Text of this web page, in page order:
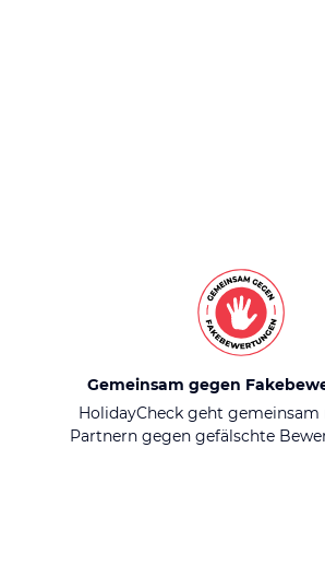
Gemeinsam gegen
HolidayCheck geht
Partnern gegen gefälschte